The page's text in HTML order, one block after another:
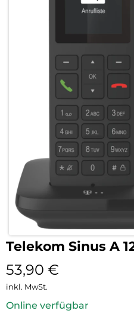
Telekom Sinus A
53,90 €
inkl. MwSt.
Online verfügbar